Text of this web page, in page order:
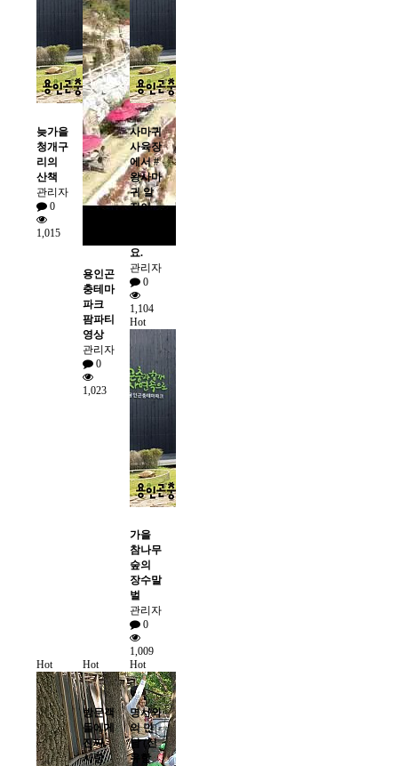
늦가을
청개구
리의
산책
관리자
0
1,015
용인곤
충테마
파크
팜파티
영상
관리자
0
1,023
사마귀
사육장
에서 #
왕사마
귀 알
집이
요.
관리자
0
1,104
Hot
가을
참나무
숲의
장수말
벌
관리자
0
1,009
Hot
Hot
방문객
들에게
진짜,
사랑
Hot
명사와
의 만
남 (신
유항